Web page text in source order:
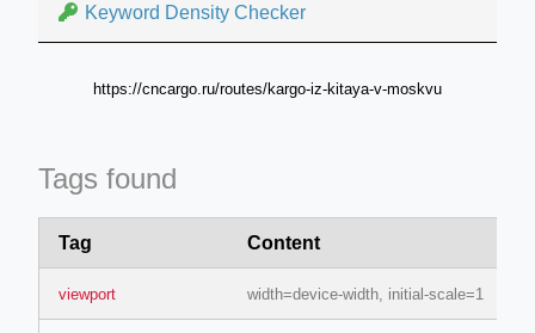
Keyword Density Checker
https://cncargo.ru/routes/kargo-iz-kitaya-v-moskvu
Tags found
Tag Content
viewport width=device-width, initial-scale=1